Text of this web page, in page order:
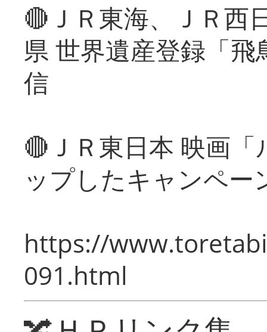
🔴ＪＲ東海、ＪＲ西
県 世界遺産登録「
信
🔴ＪＲ東日本 映画
ップしたキャンペー
https://
091.html